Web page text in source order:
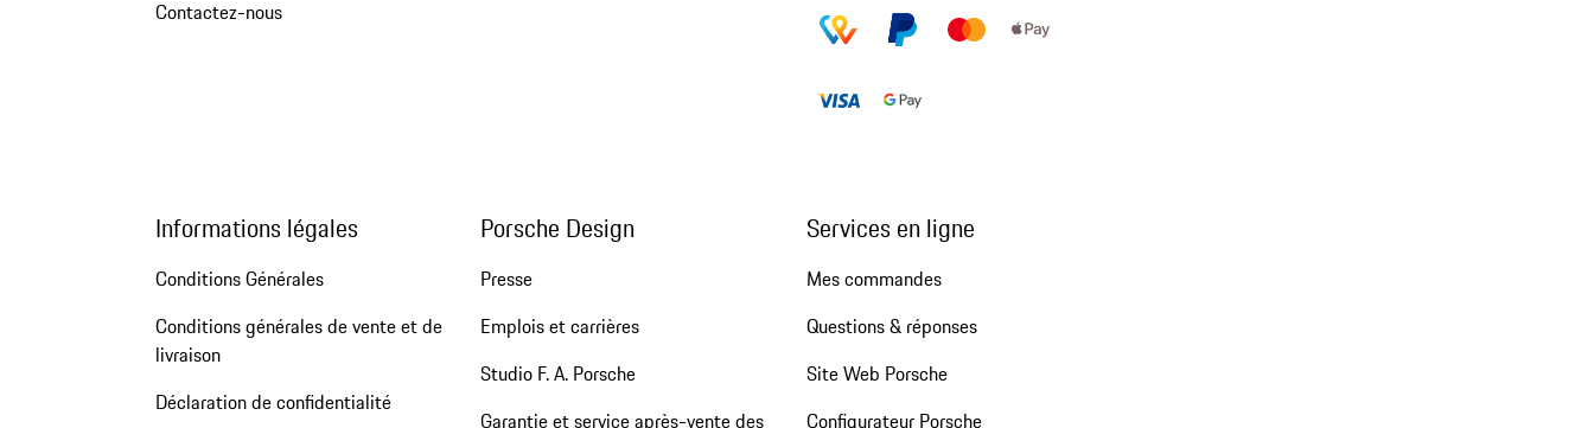
Contactez-nous
Informations légales
Conditions Générales
Conditions générales de vente et de
livraison
Déclaration de confidentialité
Porsche Design
Presse
Emplois et carrières
Studio F. A. Porsche
Garantie et service après-vente des
Services en ligne
Mes commandes
Questions & réponses
Site Web Porsche
Configurateur Porsche